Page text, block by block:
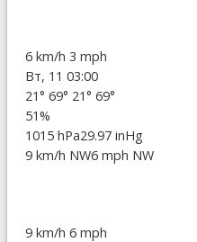
6 km/h 3 mph
Вт, 11 03:00
21° 69° 21° 69°
51%
1015 hPa29.97 inHg
9 km/h NW6 mph NW
9 km/h 6 mph